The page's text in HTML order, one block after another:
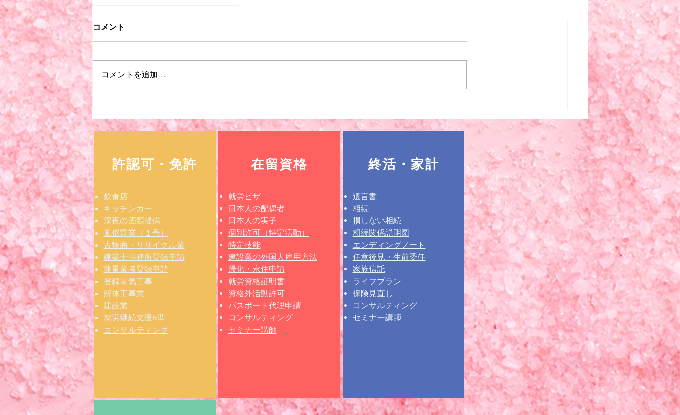
るためには
コメント
コメントを追加…
許認可・免許
飲食店
​キッチンカー
深夜の酒類提供
風俗営業（１号）
古物商・リサイクル業
建築士事務所登録申請
測量業者登録申請
登録電気工事
解体工事業
建設業
​就労継続支援B型
コンサルティング
在留資格
就労ビザ
日本人の配偶者
日本人の実子
個別許可（特定活動）
特定技能
​​建設業の外国人雇用方法
帰化・永住申請
就労資格証明書
資格外活動許可
パスポート代理申請
コンサルティング
セミナー講師
終活・家計
遺言書
相続
損しない相続
相続関係説明図
エンディングノート
任意後見・生前委任
家族信託
ライフプラン
保険見直し
コンサルティング
セミナー講師